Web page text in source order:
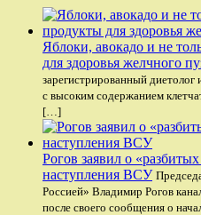
Яблоки, авокадо и не
для здоровья желчного
зарегистрированный
с высоким содержанием
[…]
Рогов заявил о
наступления ВСУ
Россией» Владимир Рогов
после своего сообщения о